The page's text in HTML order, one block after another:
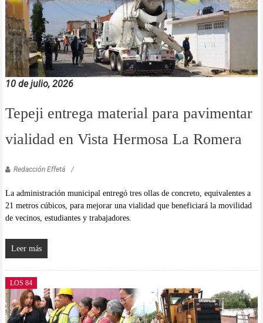
10 de julio, 2026
Tepeji entrega material para pavimentar
vialidad en Vista Hermosa La Romera
Redacción Effetá
La administración municipal entregó tres ollas de concreto, equivalentes a
21 metros cúbicos, para mejorar una vialidad que beneficiará la movilidad
de vecinos, estudiantes y trabajadores.
Leer más
LOS 84